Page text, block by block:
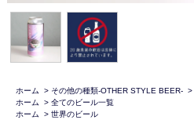
ホーム > その他の種類-OTHER STYLE BEER- >
ホーム
> 全てのビール一覧
ホーム
> 世界のビール